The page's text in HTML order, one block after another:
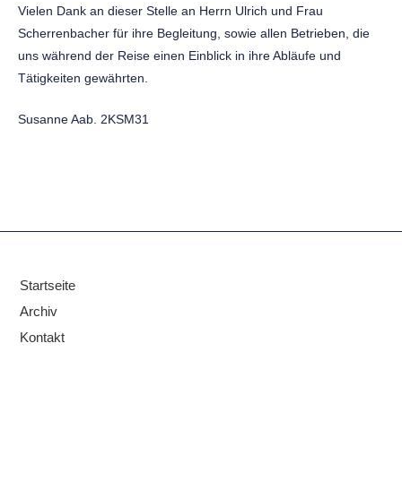
Vielen Dank an dieser Stelle an Herrn Ulrich und Frau
Scherrenbacher für ihre Begleitung, sowie allen Betrieben, die
uns während der Reise einen Einblick in ihre Abläufe und
Tätigkeiten gewährten.
Susanne Aab. 2KSM31
Startseite
Archiv
Kontakt